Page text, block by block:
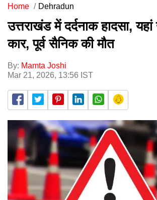
Home Dehradun
उत्तराखंड में दर्दनाक हादसा, यहां
कार, पूर्व सैनिक की मौत
By: Mamta Joshi
Mar 21, 2026, 13:56 IST